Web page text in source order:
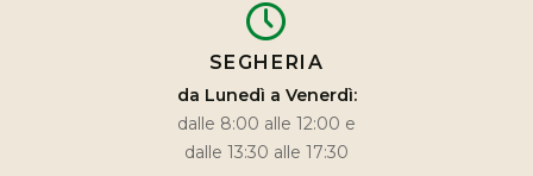
SEGHERIA
da Lunedì a Venerdì:
dalle 8:00 alle 12:00 e
dalle 13:30 alle 17:30